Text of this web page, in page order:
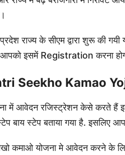
राज्य के सीएम द्वारा शुरू की
इसमें Registration करना
Seekho Kamao
में आवेदन रजिस्ट्रेशन केसे करते हैं
बाय स्टेप बताया गया है. इसलिए
कमाओ योजना मे आवेदन करने